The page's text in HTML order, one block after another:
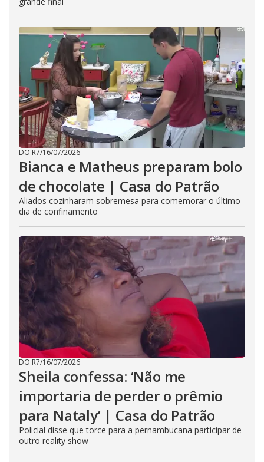
DO R7/16/07/2026
Bianca e Matheus preparam bolo
de chocolate | Casa do Patrão
Aliados cozinharam sobremesa para comemorar o último
dia de confinamento
DO R7/16/07/2026
Sheila confessa: ‘Não me
importaria de perder o prêmio
para Nataly’ | Casa do Patrão
Policial disse que torce para a pernambucana participar de
outro reality show